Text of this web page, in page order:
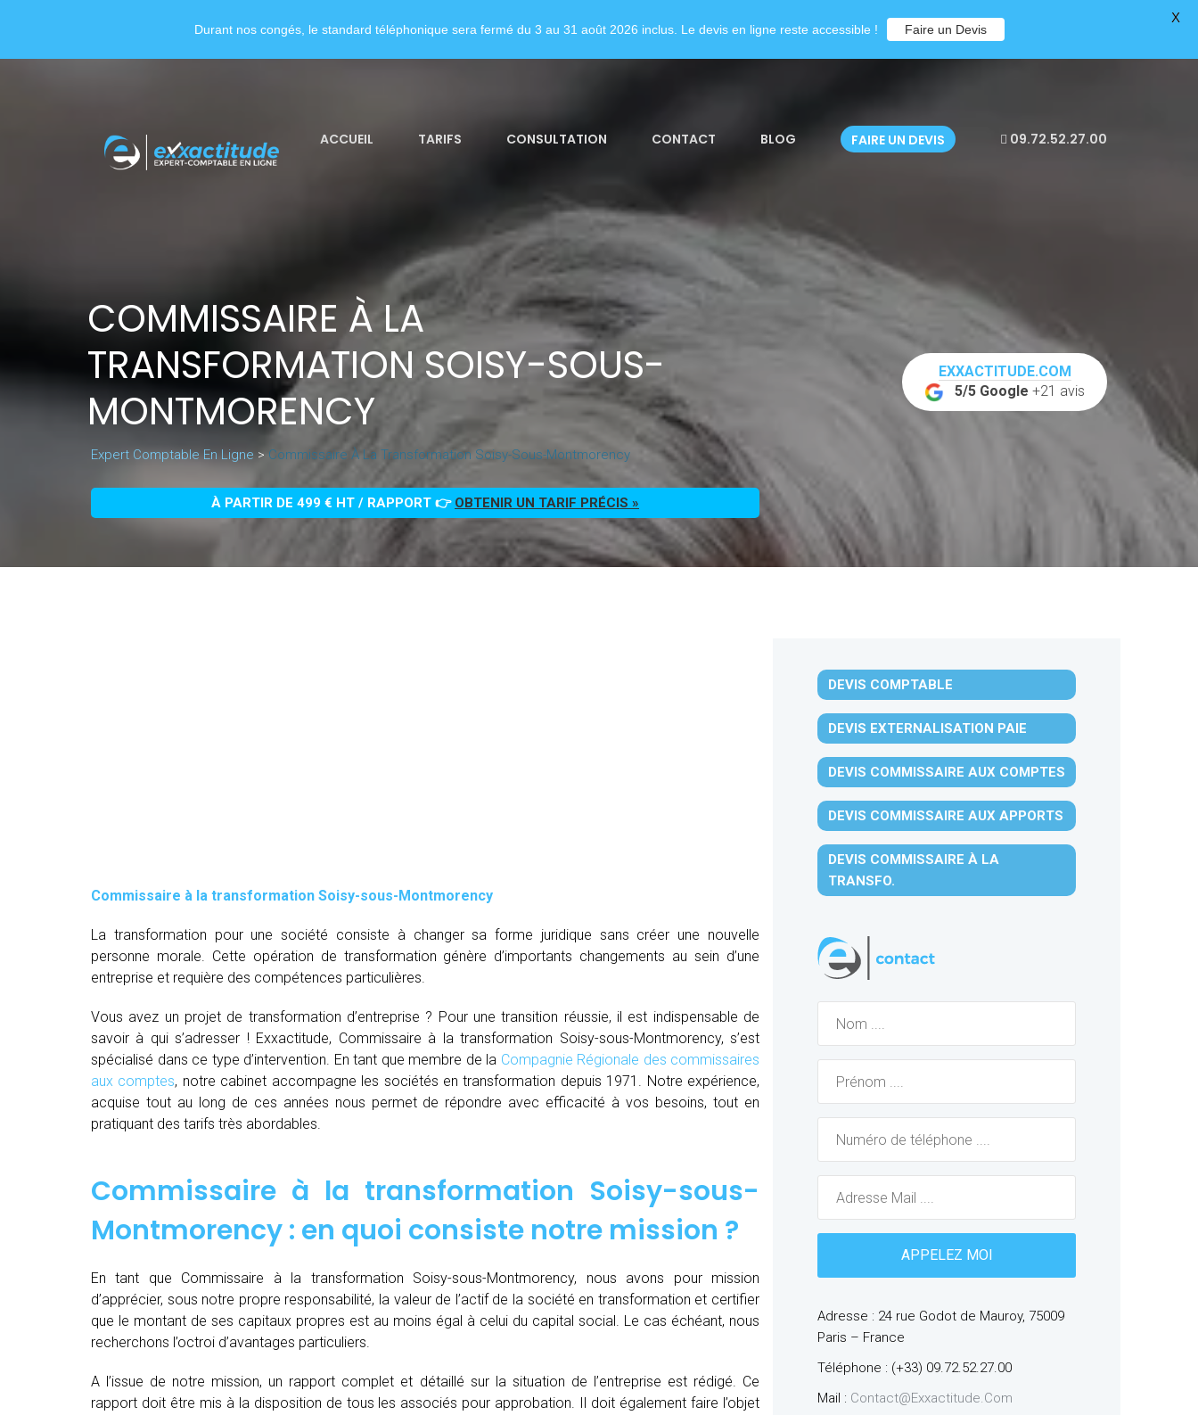
ACCUEIL TARIFS CONSULTATION CONTACT BLOG FAIRE UN DEVIS 09.72.52.27.00
COMMISSAIRE À LA
TRANSFORMATION SOISY-SOUS-
MONTMORENCY
Expert Comptable En Ligne > Commissaire À La Transformation Soisy-Sous-Montmorency
À PARTIR DE 499 € HT / RAPPORT 👉 OBTENIR UN TARIF PRÉCIS »
EXXACTITUDE.COM
5/5 Google +21 avis
Commissaire à la transformation Soisy-sous-Montmorency
La transformation pour une société consiste à changer sa forme juridique sans créer une nouvelle
personne morale. Cette opération de transformation génère d’importants changements au sein d’une
entreprise et requière des compétences particulières.
Vous avez un projet de transformation d’entreprise ? Pour une transition réussie, il est indispensable de
savoir à qui s’adresser ! Exxactitude, Commissaire à la transformation Soisy-sous-Montmorency, s’est
spécialisé dans ce type d’intervention. En tant que membre de la Compagnie Régionale des commissaires
aux comptes, notre cabinet accompagne les sociétés en transformation depuis 1971. Notre expérience,
acquise tout au long de ces années nous permet de répondre avec efficacité à vos besoins, tout en
pratiquant des tarifs très abordables.
Commissaire à la transformation Soisy-sous-
Montmorency : en quoi consiste notre mission ?
En tant que Commissaire à la transformation Soisy-sous-Montmorency, nous avons pour mission
d’apprécier, sous notre propre responsabilité, la valeur de l’actif de la société en transformation et certifier
que le montant de ses capitaux propres est au moins égal à celui du capital social. Le cas échéant, nous
recherchons l’octroi d’avantages particuliers.
A l’issue de notre mission, un rapport complet et détaillé sur la situation de l’entreprise est rédigé. Ce
rapport doit être mis à la disposition de tous les associés pour approbation. Il doit également faire l’objet
DEVIS COMPTABLE
DEVIS EXTERNALISATION PAIE
DEVIS COMMISSAIRE AUX COMPTES
DEVIS COMMISSAIRE AUX APPORTS
DEVIS COMMISSAIRE À LA
TRANSFO.
Adresse : 24 rue Godot de Mauroy, 75009
Paris – France
Téléphone : (+33) 09.72.52.27.00
Mail : Contact@exxactitude.com
Durant nos congés, le standard téléphonique sera fermé du 3 au 31 août 2026 inclus. Le devis en ligne reste accessible ! Faire un Devis
X